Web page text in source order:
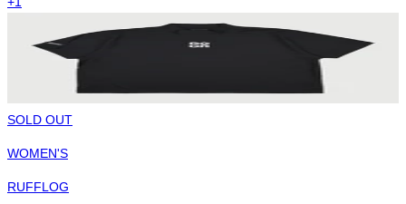
SOLD OUT
WOMEN'S
RUFFLOG